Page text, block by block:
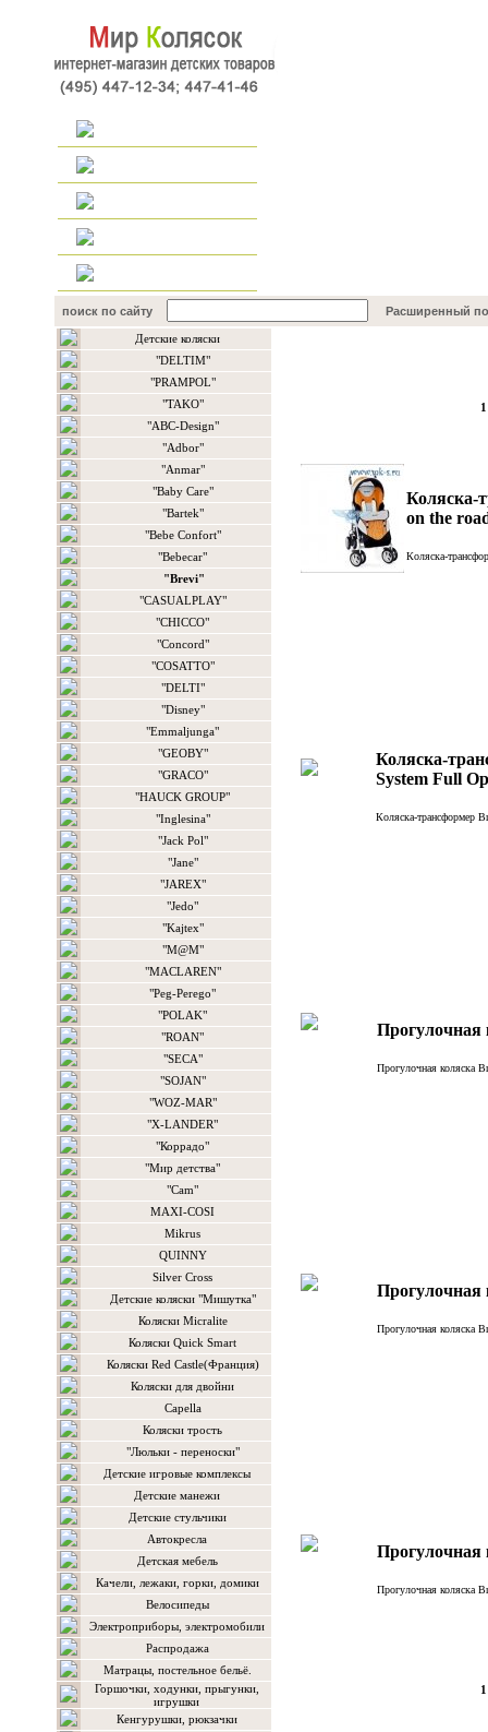
поиск по сайту Расширенный
Детские коляски
"DELTIM"
"PRAMPOL"
"TAKO"
"ABC-Design"
"Adbor"
"Anmar"
"Baby Care"
"Bartek"
"Bebe Confort"
"Bebecar"
"Brevi"
"CASUALPLAY"
"CHICCO"
"Concord"
"COSATTO"
"DELTI"
"Disney"
"Emmaljunga"
"GEOBY"
"GRACO"
"HAUCK GROUP"
"Inglesina"
"Jack Pol"
"Jane"
"JAREX"
"Jedo"
"Kajtex"
"M@M"
"MACLAREN"
"Peg-Perego"
"POLAK"
"ROAN"
"SECA"
"SOJAN"
"WOZ-MAR"
"X-LANDER"
"Коррадо"
"Мир детства"
"Сam"
MAXI-COSI
Mikrus
QUINNY
Silver Cross
Детские коляски "Мишутка"
Коляски Micralite
Коляски Quick Smart
Коляски Red Castle(Франция)
Коляски для двойни
Сapella
Коляски трость
"Люльки - переноски"
Детские игровые комплексы
Детские манежи
Детские стульчики
Автокресла
Детская мебель
Качели, лежаки, горки, домики
Велосипеды
Электроприборы, электромобили
Распродажа
Матрацы, постельное бельё.
Горшочки, ходунки, прыгунки,
игрушки
Кенгурушки, рюкзачки
1
Коляска-
on the
Коляска-
Коляска-
System Full
Коляска-трансформер
Прогулочная коляска
Прогулочная коляска
Прогулочная коляска
1